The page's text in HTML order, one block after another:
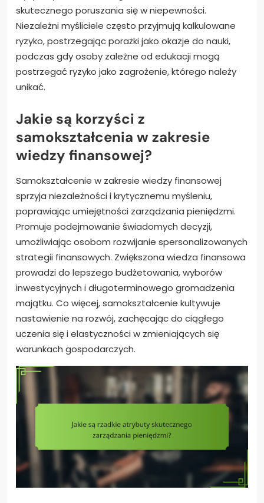
skutecznego poruszania się w niepewności.
Niezależni myśliciele często przyjmują kalkulowane
ryzyko, postrzegając porażki jako okazje do nauki,
podczas gdy osoby zależne od edukacji mogą
postrzegać ryzyko jako zagrożenie, którego należy
unikać.
Jakie są korzyści z
samokształcenia w zakresie
wiedzy finansowej?
Samokształcenie w zakresie wiedzy finansowej
sprzyja niezależności i krytycznemu myśleniu,
poprawiając umiejętności zarządzania pieniędzmi.
Promuje podejmowanie świadomych decyzji,
umożliwiając osobom rozwijanie spersonalizowanych
strategii finansowych. Zwiększona wiedza finansowa
prowadzi do lepszego budżetowania, wyborów
inwestycyjnych i długoterminowego gromadzenia
majątku. Co więcej, samokształcenie kultywuje
nastawienie na rozwój, zachęcając do ciągłego
uczenia się i elastyczności w zmieniających się
warunkach gospodarczych.